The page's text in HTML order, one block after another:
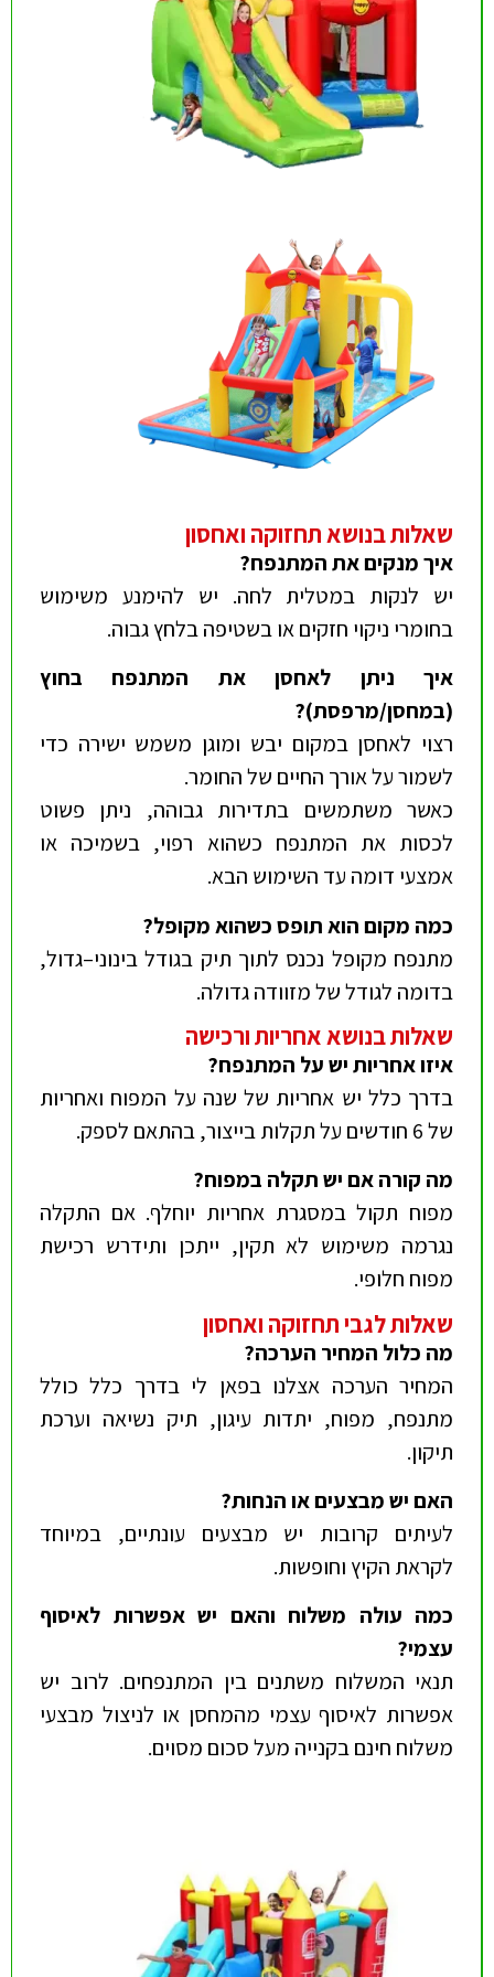
שאלות בנושא תחזוקה ואחסון
איך מנקים את המתנפח?
יש לנקות במטלית לחה. יש להימנע משימוש
בחומרי ניקוי חזקים או בשטיפה בלחץ גבוה.
איך ניתן לאחסן את המתנפח בחוץ
(במחסן/מרפסת)?
רצוי לאחסן במקום יבש ומוגן משמש ישירה כדי
לשמור על אורך החיים של החומר.
כאשר משתמשים בתדירות גבוהה, ניתן פשוט
לכסות את המתנפח כשהוא רפוי, בשמיכה או
אמצעי דומה עד השימוש הבא.
כמה מקום הוא תופס כשהוא מקופל?
מתנפח מקופל נכנס לתוך תיק בגודל בינוני–גדול,
בדומה לגודל של מזוודה גדולה.
שאלות בנושא אחריות ורכישה
איזו אחריות יש על המתנפח?
בדרך כלל יש אחריות של שנה על המפוח ואחריות
של 6 חודשים על תקלות בייצור, בהתאם לספק.
מה קורה אם יש תקלה במפוח?
מפוח תקול במסגרת אחריות יוחלף. אם התקלה
נגרמה משימוש לא תקין, ייתכן ותידרש רכישת
מפוח חלופי.
שאלות לגבי תחזוקה ואחסון
מה כלול המחיר הערכה?
המחיר הערכה אצלנו בפאן לי בדרך כלל כולל
מתנפח, מפוח, יתדות עיגון, תיק נשיאה וערכת
תיקון.
האם יש מבצעים או הנחות?
לעיתים קרובות יש מבצעים עונתיים, במיוחד
לקראת הקיץ וחופשות.
כמה עולה משלוח והאם יש אפשרות לאיסוף
עצמי?
תנאי המשלוח משתנים בין המתנפחים. לרוב יש
אפשרות לאיסוף עצמי מהמחסן או לניצול מבצעי
משלוח חינם בקנייה מעל סכום מסוים.